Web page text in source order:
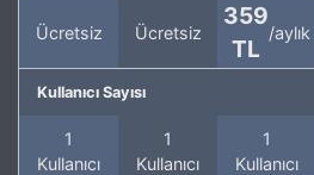
Ücretsiz Ücretsiz
359
TL
/aylık
Kullanıcı Sayısı
1
Kullanıcı
1
Kullanıcı
1
Kullanıcı